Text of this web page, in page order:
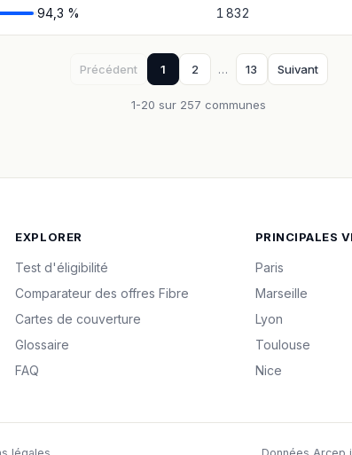
94,3 % 1 832
Précédent 1 2 … 13 Suivant
1-20 sur 257 communes
EXPLORER
Test d'éligibilité
Comparateur des offres Fibre
Cartes de couverture
Glossaire
FAQ
PRINCIPALES
Paris
Marseille
Lyon
Toulouse
Nice